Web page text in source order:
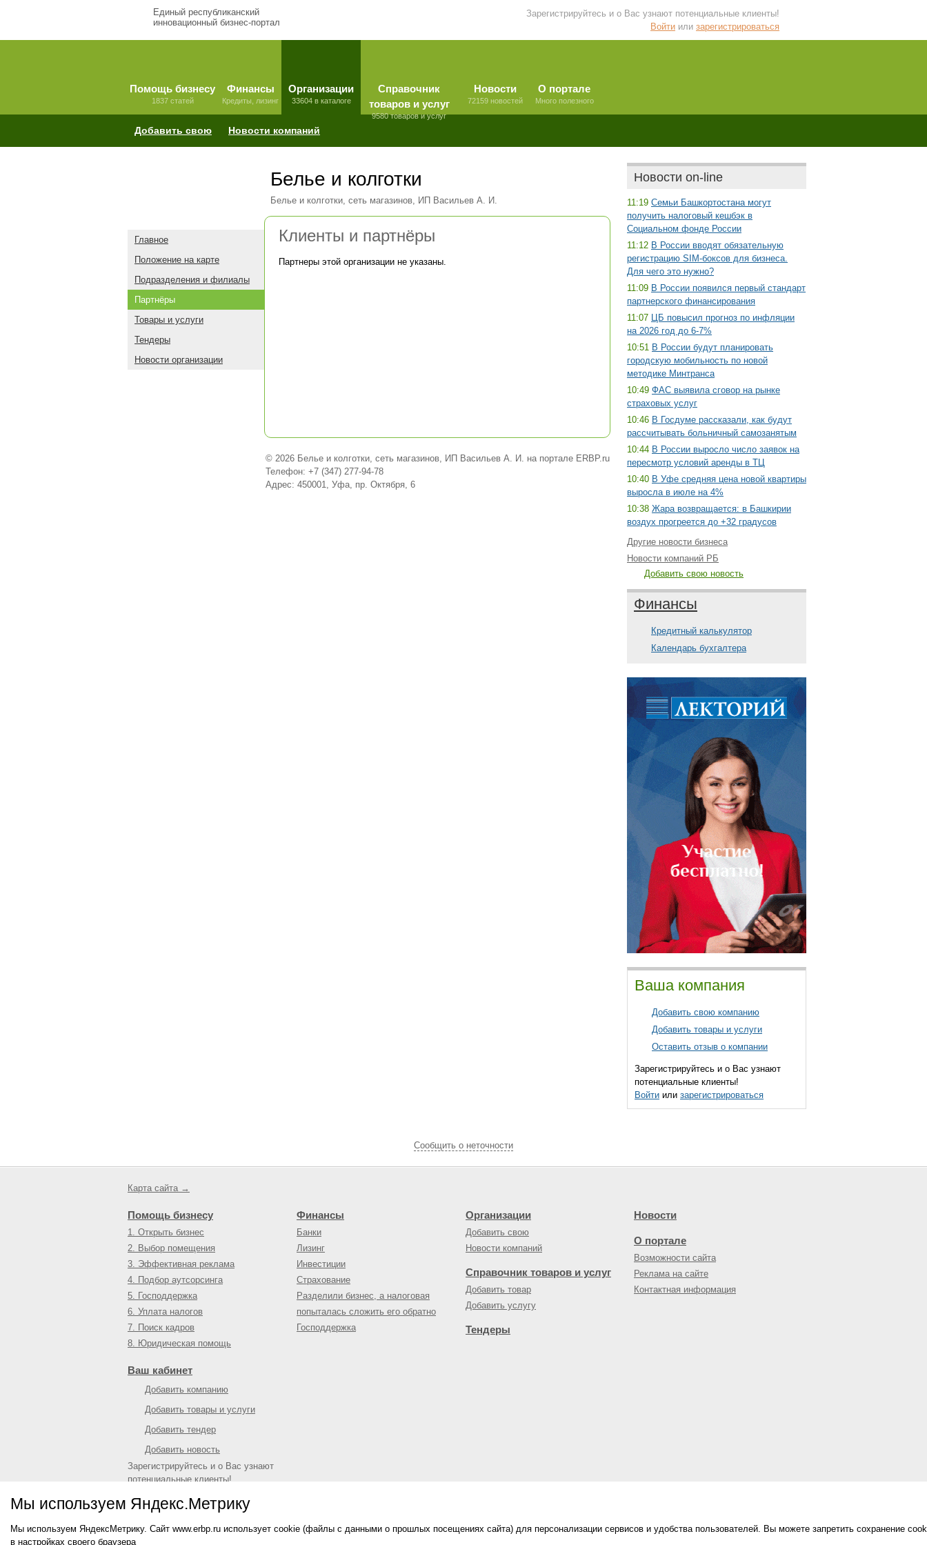
Единый республиканский
инновационный бизнес-портал
Зарегистрируйтесь и о Вас узнают потенциальные клиенты!
Войти или зарегистрироваться
Помощь бизнесу
1837 статей
Финансы
Кредиты, лизинг
Организации
33604 в каталоге
Справочник
товаров и услуг
9580 товаров и услуг
Новости
72159 новостей
О портале
Много полезного
Добавить свою Новости компаний
Белье и колготки
Белье и колготки, сеть магазинов, ИП Васильев А. И.
Главное
Положение на карте
Подразделения и филиалы
Партнёры
Товары и услуги
Тендеры
Новости организации
Клиенты и партнёры
Партнеры этой организации не указаны.
© 2026 Белье и колготки, сеть магазинов, ИП Васильев А. И. на портале ERBP.ru
Телефон: +7 (347) 277-94-78
Адрес: 450001, Уфа, пр. Октября, 6
Новости on-line
11:19 Семьи Башкортостана могут
получить налоговый кешбэк в
Социальном фонде России
11:12 В России вводят обязательную
регистрацию SIM-боксов для бизнеса.
Для чего это нужно?
11:09 В России появился первый стандарт
партнерского финансирования
11:07 ЦБ повысил прогноз по инфляции
на 2026 год до 6-7%
10:51 В России будут планировать
городскую мобильность по новой
методике Минтранса
10:49 ФАС выявила сговор на рынке
страховых услуг
10:46 В Госдуме рассказали, как будут
рассчитывать больничный самозанятым
10:44 В России выросло число заявок на
пересмотр условий аренды в ТЦ
10:40 В Уфе средняя цена новой квартиры
выросла в июле на 4%
10:38 Жара возвращается: в Башкирии
воздух прогреется до +32 градусов
Другие новости бизнеса
Новости компаний РБ
Добавить свою новость
Финансы
Кредитный калькулятор
Календарь бухгалтера
Ваша компания
Добавить свою компанию
Добавить товары и услуги
Оставить отзыв о компании
Зарегистрируйтесь и о Вас узнают
потенциальные клиенты!
Войти или зарегистрироваться
Мы используем Яндекс.Метрику
Мы используем ЯндексМетрику. Сайт www.erbp.ru использует cookie (файлы с данными о прошлых посещениях сайта) для персонализации сервисов и удобства пользователей. Вы можете запретить сохранение
в настройках своего браузера
Cообщить о неточности
Карта сайта →
Помощь бизнесу
1. Открыть бизнес
2. Выбор помещения
3. Эффективная реклама
4. Подбор аутсорсинга
5. Господдержка
6. Уплата налогов
7. Поиск кадров
8. Юридическая помощь
Финансы
Банки
Лизинг
Инвестиции
Страхование
Разделили бизнес, а налоговая
попыталась сложить его обратно
Господдержка
Организации
Добавить свою
Новости компаний
Справочник товаров и услуг
Добавить товар
Добавить услугу
Тендеры
Новости
О портале
Возможности сайта
Реклама на сайте
Контактная информация
Ваш кабинет
Добавить компанию
Добавить товары и услуги
Добавить тендер
Добавить новость
Зарегистрируйтесь и о Вас узнают
потенциальные клиенты!
© 2009—2026Единый республиканский бизнес-портал